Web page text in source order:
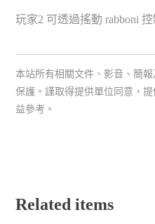
玩家2 可透過搖動 rabboni
本站所有相關文件、影音、簡
保護。謹取得提供單位同意，
益參考。
Related items